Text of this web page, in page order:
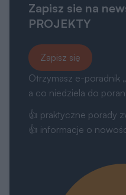
Zapisz sie na
PROJEKTY
Zapisz się
Otrzymasz e-poradnik „
a co niedziela do
👍 praktyczne porady
👍 informacje o